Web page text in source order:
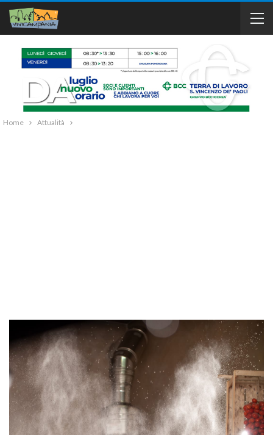
Home Attualità